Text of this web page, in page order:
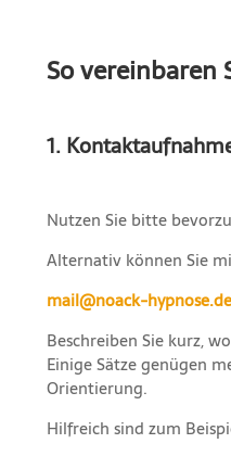
So vereinbaren
1.
Nutzen Sie bitte
Alternativ können Sie
mail@noack-hypnose.de
Beschreiben Sie kurz,
Einige Sätze genügen
Orientierung.
Hilfreich sind zum